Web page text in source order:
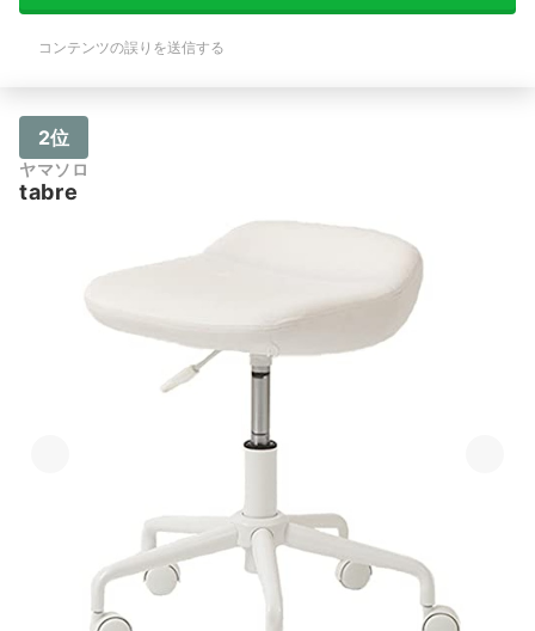
コンテンツの誤りを送信する
2位
ヤマソロ
tabre